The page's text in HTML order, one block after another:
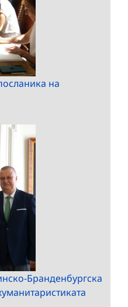
на
Бранденбургска